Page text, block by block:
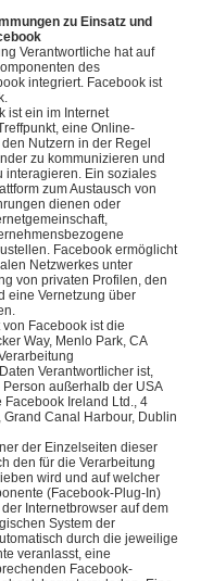
zu Einsatz und
Verantwortliche hat auf
des
integriert. Facebook ist
ist ein im Internet
eine Online-
Nutzern in der Regel
zu kommunizieren und
interagieren. Ein soziales
zum Austausch von
dienen oder
Facebook ermöglicht
Netzwerkes unter
von privaten Profilen, den
eine Vernetzung über
Facebook ist die
Way, Menlo Park, CA
Verantwortlicher ist,
außerhalb der USA
Ireland Ltd., 4
Canal Harbour, Dublin
der Einzelseiten dieser
den für die Verarbeitung
wird und auf welcher
(Facebook-Plug-In)
Internetbrowser auf dem
System der
durch die jeweilige
veranlasst, eine
Facebook-